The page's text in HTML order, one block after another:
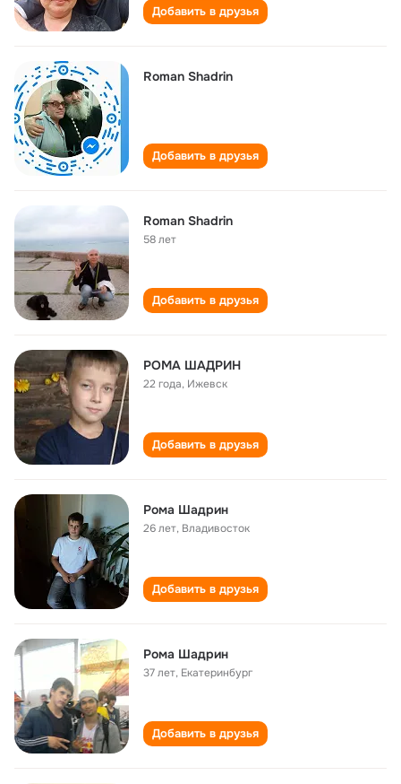
Добавить в друзья
Roman Shadrin
Добавить в друзья
Roman Shadrin
58 лет
Добавить в друзья
РОМА ШАДРИН
22 года, Ижевск
Добавить в друзья
Рома Шадрин
26 лет, Владивосток
Добавить в друзья
Рома Шадрин
37 лет, Екатеринбург
Добавить в друзья